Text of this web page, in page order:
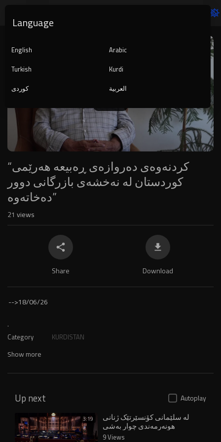
Player
auto
“کردنەوەی دەروازەی ڕەبیعە هەرێمی
کوردستان لە نەخشەی بازرگانی دوور
دەخاتەوە”
21 views
Share Download
-->18/06/26
.
Category KURDISTAN
Show more
Up next Autoplay
3:19 لە سلێمانی کۆنسێرتێک ژنانی
هونەرمەندی چوار بەشی
کوردستان کۆدەکاتەوە
9 Views
Language
English
Arabic
Turkish
Kurdi
کوردی
العربية